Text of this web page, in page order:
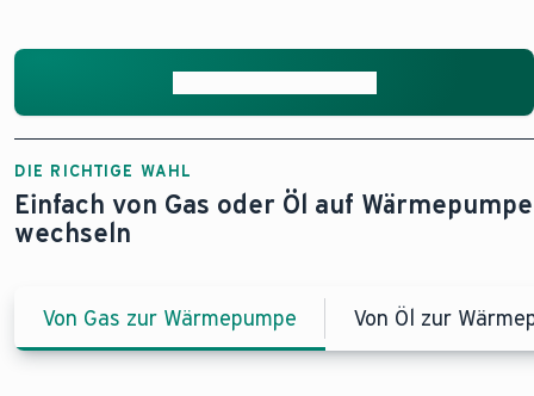
DIE RICHTIGE WAHL
Einfach von Gas oder Öl auf Wärmepumpe
wechseln
Von Gas zur Wärmepumpe Von Öl zur